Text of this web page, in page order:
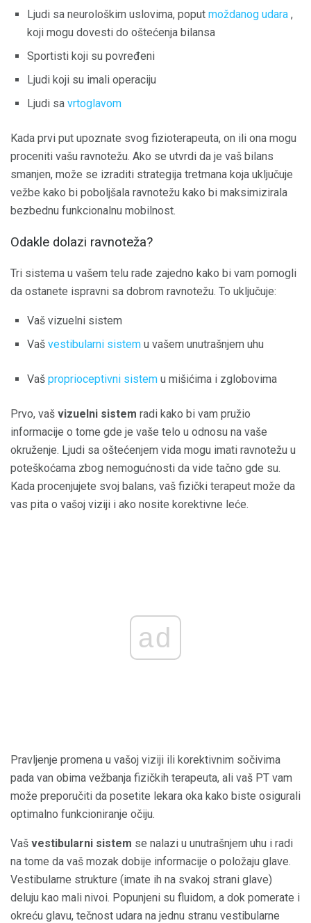
Ljudi sa neurološkim uslovima, poput moždanog udara ,
koji mogu dovesti do oštećenja bilansa
Sportisti koji su povređeni
Ljudi koji su imali operaciju
Ljudi sa vrtoglavom
Kada prvi put upoznate svog fizioterapeuta, on ili ona mogu
proceniti vašu ravnotežu. Ako se utvrdi da je vaš bilans
smanjen, može se izraditi strategija tretmana koja uključuje
vežbe kako bi poboljšala ravnotežu kako bi maksimizirala
bezbednu funkcionalnu mobilnost.
Odakle dolazi ravnoteža?
Tri sistema u vašem telu rade zajedno kako bi vam pomogli
da ostanete ispravni sa dobrom ravnotežu. To uključuje:
Vaš vizuelni sistem
Vaš vestibularni sistem u vašem unutrašnjem uhu
Vaš proprioceptivni sistem u mišićima i zglobovima
Prvo, vaš vizuelni sistem radi kako bi vam pružio
informacije o tome gde je vaše telo u odnosu na vaše
okruženje. Ljudi sa oštećenjem vida mogu imati ravnotežu u
poteškoćama zbog nemogućnosti da vide tačno gde su.
Kada procenjujete svoj balans, vaš fizički terapeut može da
vas pita o vašoj viziji i ako nosite korektivne leće.
ad
Pravljenje promena u vašoj viziji ili korektivnim sočivima
pada van obima vežbanja fizičkih terapeuta, ali vaš PT vam
može preporučiti da posetite lekara oka kako biste osigurali
optimalno funkcioniranje očiju.
Vaš vestibularni sistem se nalazi u unutrašnjem uhu i radi
na tome da vaš mozak dobije informacije o položaju glave.
Vestibularne strukture (imate ih na svakoj strani glave)
deluju kao mali nivoi. Popunjeni su fluidom, a dok pomerate i
okreću glavu, tečnost udara na jednu stranu vestibularne